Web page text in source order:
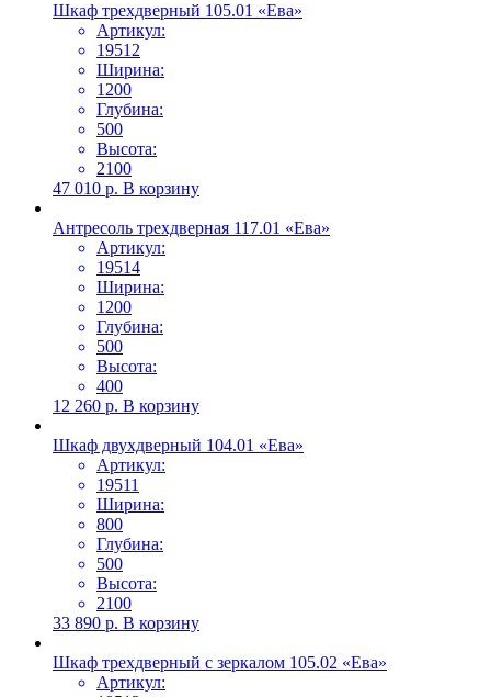
Шкаф трехдверный 105.01 «Ева»
Артикул:
19512
Ширина:
1200
Глубина:
500
Высота:
2100
47 010 р. В корзину
Антресоль трехдверная 117.01 «Ева»
Артикул:
19514
Ширина:
1200
Глубина:
500
Высота:
400
12 260 р. В корзину
Шкаф двухдверный 104.01 «Ева»
Артикул:
19511
Ширина:
800
Глубина:
500
Высота:
2100
33 890 р. В корзину
Шкаф трехдверный с зеркалом 105.02 «Ева»
Артикул: